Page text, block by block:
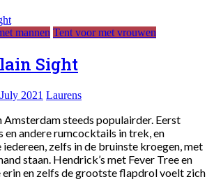
mannen Tent voor met vrouwen
Sight
2021 Laurens
steeds populairder. Eerst
en andere rumcocktails in trek, en
zelfs in de bruinste kroegen, met
staan. Hendrick’s met Fever Tree en
en zelfs de grootste flapdrol voelt zich